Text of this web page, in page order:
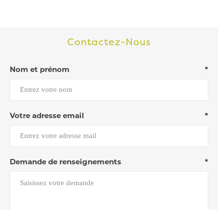
Contactez-Nous
Nom et prénom *
Votre adresse email *
Demande de renseignements *